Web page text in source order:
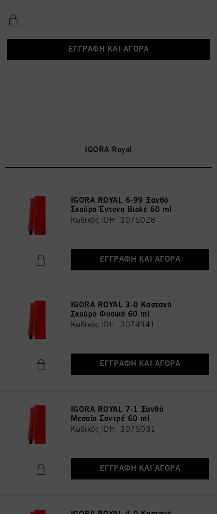
ΕΓΓΡΑΦΉ ΚΑΙ ΑΓΟΡΆ
IGORA Royal
IGORA ROYAL 6-99 Ξανθό
Σκούρο Έντονο Βιολέ 60 ml
Κωδικός IDH 3075028
ΕΓΓΡΑΦΉ ΚΑΙ ΑΓΟΡΆ
IGORA ROYAL 3-0 Καστανό
Σκούρο Φυσικό 60 ml
Κωδικός IDH 3074941
ΕΓΓΡΑΦΉ ΚΑΙ ΑΓΟΡΆ
IGORA ROYAL 7-1 Ξανθό
Μεσαίο Σαντρέ 60 ml
Κωδικός IDH 3075031
ΕΓΓΡΑΦΉ ΚΑΙ ΑΓΟΡΆ